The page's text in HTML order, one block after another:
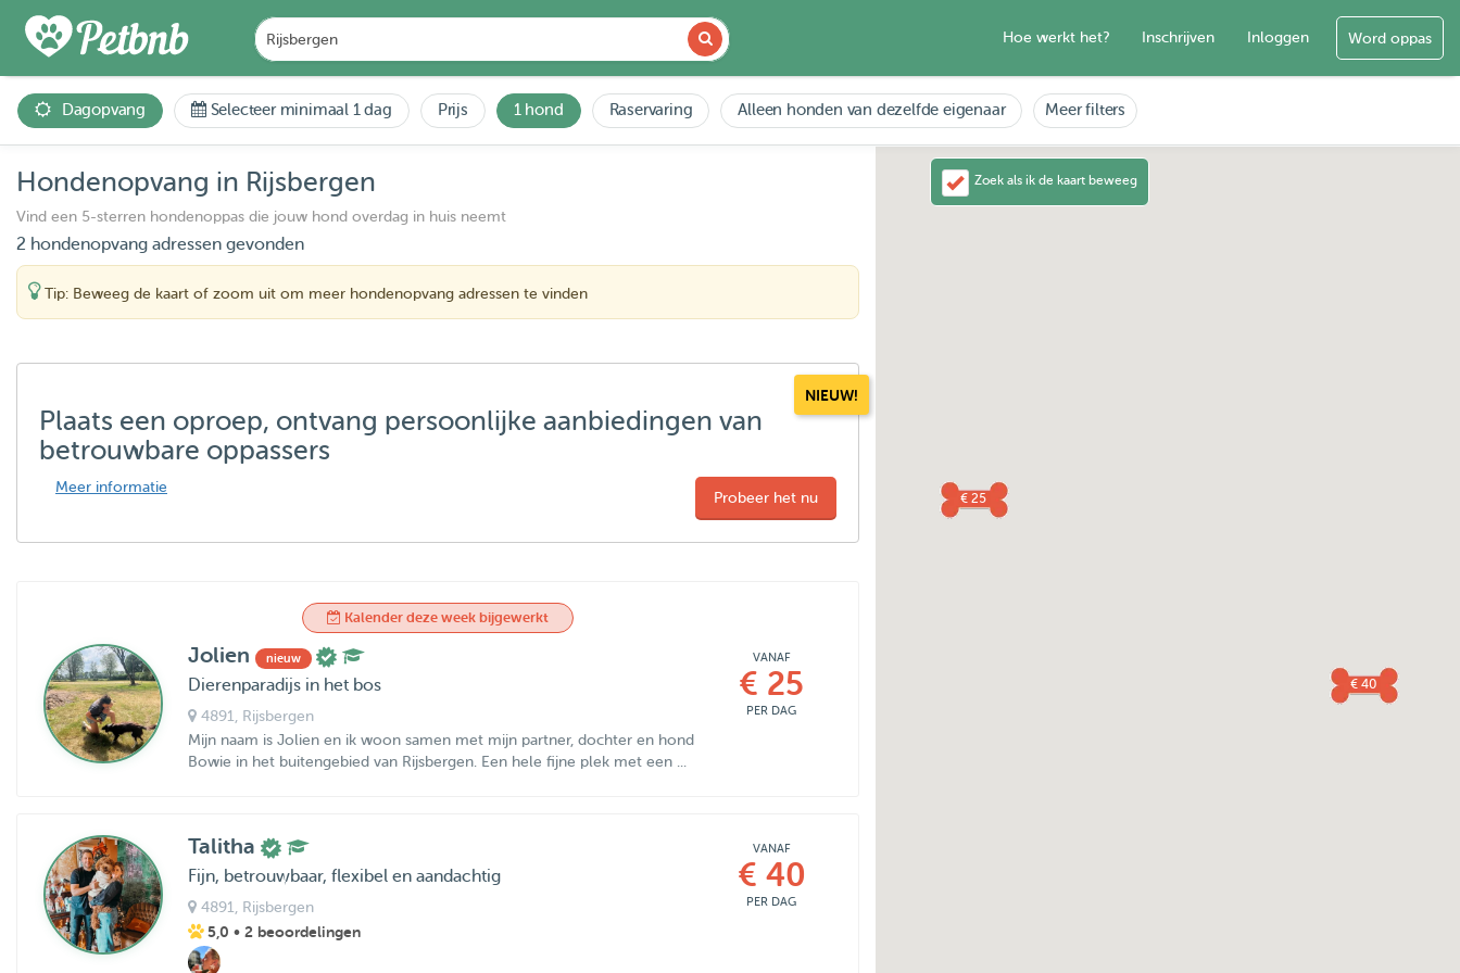
Hoe werkt het? Inschrijven Inloggen Word oppas
Dagopvang Selecteer minimaal 1 dag Prijs 1 hond Raservaring Alleen honden van dezelfde eigenaar Meer filters
Hondenopvang in Rijsbergen
Vind een 5-sterren hondenoppas die jouw hond overdag in huis neemt
2 hondenopvang adressen gevonden
Tip: Beweeg de kaart of zoom uit om meer hondenopvang adressen te vinden
NIEUW!
Plaats een oproep, ontvang persoonlijke aanbiedingen van
betrouwbare oppassers
Meer informatie
Probeer het nu
Kalender deze week bijgewerkt
Jolien nieuw
Dierenparadijs in het bos
4891
, Rijsbergen
Mijn naam is Jolien en ik woon samen met mijn partner, dochter en hond
Bowie in het buitengebied van Rijsbergen. Een hele fijne plek met een ...
VANAF
€ 25
PER DAG
Talitha
Fijn, betrouwbaar, flexibel en aandachtig
4891 , Rijsbergen
5,0 • 2 beoordelingen
VANAF
€ 40
PER DAG
€ 25
€ 40
Zoek als ik de kaart beweeg